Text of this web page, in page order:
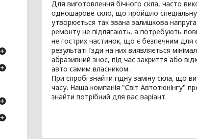
Для виготовлення бічного скла, часто
одношарове скло, що пройшло спеціальну
утворюється так звана залишкова
ремонту не підлягають, а потребують
не гострих частинок, що є безпечним
результаті їзди на них виявляється
абразивний знос, під час закриття або
авто самим власником.
При спробі знайти гідну заміну скла,
часу. Наша компанія "Світ Автотюнінгу"
знайти потрібний для вас варіант.